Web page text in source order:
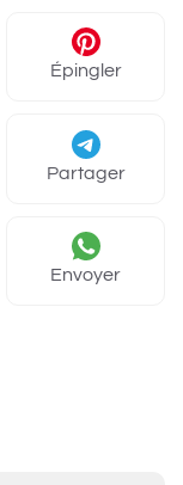
Épingler
Partager
Envoyer